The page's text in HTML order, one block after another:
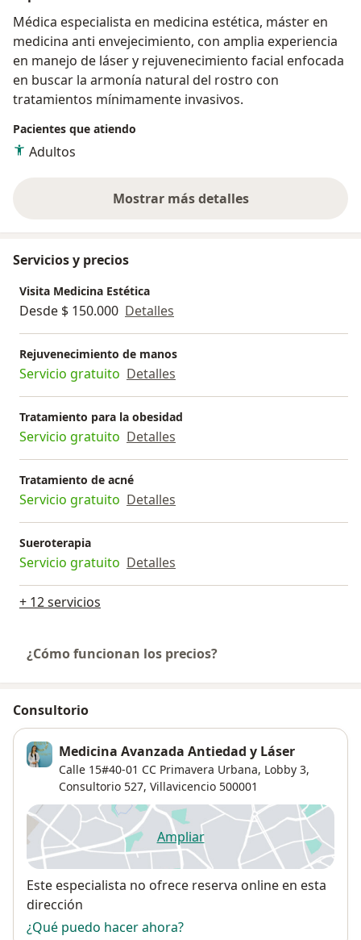
Médica especialista en medicina estética, máster en
medicina anti envejecimiento, con amplia experiencia
en manejo de láser y rejuvenecimiento facial enfocada
en buscar la armonía natural del rostro con
tratamientos mínimamente invasivos.
Pacientes que atiendo
Adultos
Mostrar más detalles
sobre la experiencia
Servicios y precios
Visita Medicina Estética
Desde $ 150.000 Detalles
Rejuvenecimiento de manos
Servicio gratuito Detalles
Tratamiento para la obesidad
Servicio gratuito Detalles
Tratamiento de acné
Servicio gratuito Detalles
Sueroterapia
Servicio gratuito Detalles
+ 12 servicios
¿Cómo funcionan los precios?
Consultorio
Medicina Avanzada Antiedad y Láser
Calle 15#40-01 CC Primavera Urbana, Lobby 3,
Consultorio 527, Villavicencio 500001
Ampliarse abre en una nueva
Disponibilidad
Este especialista no ofrece reserva online en esta
dirección
¿Qué puedo hacer ahora?